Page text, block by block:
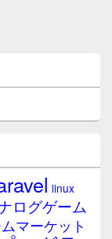
linux
ログゲーム
マーケット